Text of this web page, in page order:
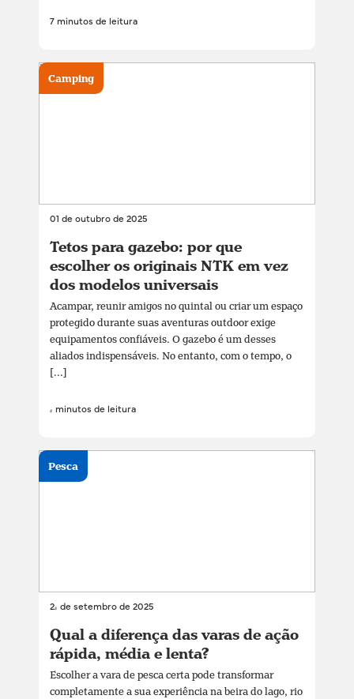
7 minutos de leitura
01 de outubro de 2025
Tetos para gazebo: por que
escolher os originais NTK em vez
dos modelos universais
Acampar, reunir amigos no quintal ou criar um espaço
protegido durante suas aventuras outdoor exige
equipamentos confiáveis. O gazebo é um desses
aliados indispensáveis. No entanto, com o tempo, o
[...]
4 minutos de leitura
Camping
24 de setembro de 2025
Qual a diferença das varas de ação
rápida, média e lenta?
Escolher a vara de pesca certa pode transformar
completamente a sua experiência na beira do lago, rio
Pesca